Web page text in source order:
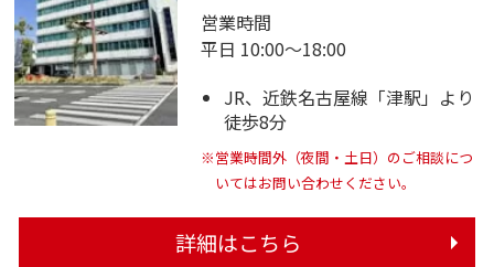
営業時間
平日 10:00～18:00
JR、近鉄名古屋線「津駅」より
徒歩8分
※営業時間外（夜間・土日）のご相談につ
いてはお問い合わせください。
詳細はこちら